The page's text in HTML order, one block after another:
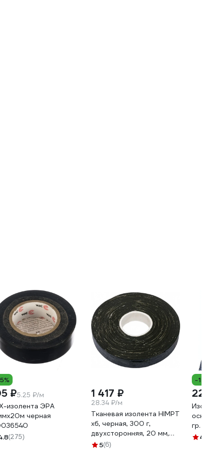
₽5.25 ₽/м
изолента ЭРА
черная
(275)
1 417 ₽
28.34 ₽/м
Тканевая изолента HIMPT
хб, черная, 300 г,
двухсторонняя, 20 мм,
0.4 мм 00-00008227
5(6)
-14%
220
гр.
4.5